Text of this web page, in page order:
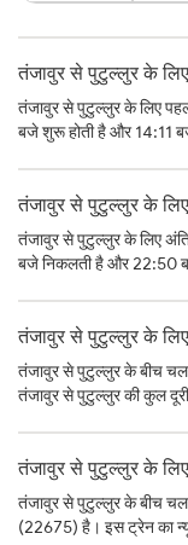
तंजावुर से पुटुल्लुर के
तंजावुर से पुटुल्लुर के लिए
बजे शुरू होती है और 14:11
तंजावुर से पुटुल्लुर के
तंजावुर से पुटुल्लुर के लिए
बजे निकलती है और 22:50
तंजावुर से पुटुल्लुर के
तंजावुर से पुटुल्लुर के बीच
तंजावुर से पुटुल्लुर की कुल
तंजावुर से पुटुल्लुर के
तंजावुर से पुटुल्लुर के बीच
(22675) है। इस ट्रेन का